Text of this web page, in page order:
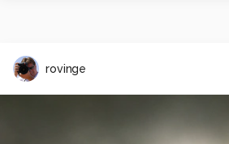
rovinge